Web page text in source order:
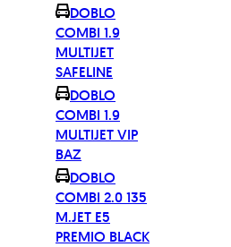
DOBLO
COMBI 1.9
MULTIJET
SAFELINE
DOBLO
COMBI 1.9
MULTIJET VIP
BAZ
DOBLO
COMBI 2.0 135
M.JET E5
PREMIO BLACK